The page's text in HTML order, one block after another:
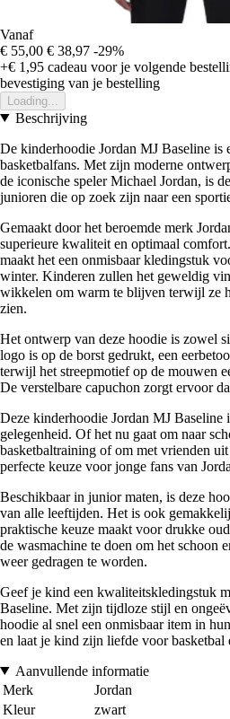
Vanaf
€ 55,00 € 38,97 -29%
+€ 1,95 cadeau voor je volgende
bevestiging van je bestelling
Loading...
Beschrijving
De kinderhoodie Jordan MJ Baseline is
basketbalfans. Met zijn moderne
de iconische speler Michael Jordan, is
junioren die op zoek zijn naar een
Gemaakt door het beroemde merk
superieure kwaliteit en optimaal
maakt het een onmisbaar kledingstuk
winter. Kinderen zullen het geweldig
wikkelen om warm te blijven terwijl ze
zien.
Het ontwerp van deze hoodie is zowel
logo is op de borst gedrukt, een
terwijl het streepmotief op de mouwen
De verstelbare capuchon zorgt ervoor
Deze kinderhoodie Jordan MJ Baseline
gelegenheid. Of het nu gaat om naar
basketbaltraining of om met vrienden
perfecte keuze voor jonge fans van
Beschikbaar in junior maten, is deze
van alle leeftijden. Het is ook
praktische keuze maakt voor drukke
de wasmachine te doen om het schoon
weer gedragen te worden.
Geef je kind een kwaliteitskledingstuk
Baseline. Met zijn tijdloze stijl en
hoodie al snel een onmisbaar item in
en laat je kind zijn liefde voor basketbal
Aanvullende informatie
Merk
Jordan
Kleur
zwart